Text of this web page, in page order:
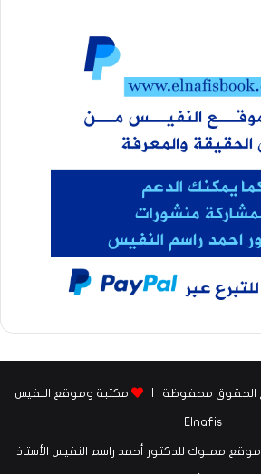
مكتبة وموقع النفيس
Elnafis
كتاب النفيسElnafis.org موقع مملوك للدكتور أحمد راسم النفيس الأستاذ